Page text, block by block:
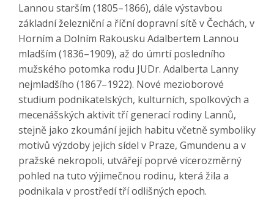
Lannou starším (1805–1866), dále výstavbou
základní železniční a říční dopravní sítě v Čechách, v
Horním a Dolním Rakousku Adalbertem Lannou
mladším (1836–1909), až do úmrtí posledního
mužského potomka rodu JUDr. Adalberta Lanny
nejmladšího (1867–1922). Nové mezioborové
studium podnikatelských, kulturních, spolkových a
mecenášských aktivit tří generací rodiny Lannů,
stejně jako zkoumání jejich habitu včetně symboliky
motivů výzdoby jejich sídel v Praze, Gmundenu a v
pražské nekropoli, utvářejí poprvé vícerozměrný
pohled na tuto výjimečnou rodinu, která žila a
podnikala v prostředí tří odlišných epoch.